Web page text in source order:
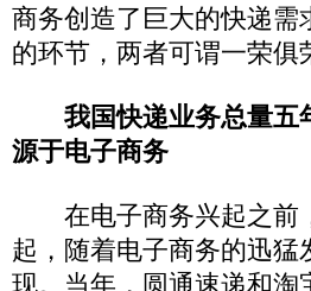
商务创造了巨大的快递
的环节，两者可谓一荣俱
我国快递业务总量五
源于电子商务
在电子商务兴起之前
起，随着电子商务的迅
现。当年，圆通速递和